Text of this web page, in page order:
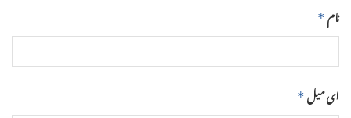
نام *
ای میل *